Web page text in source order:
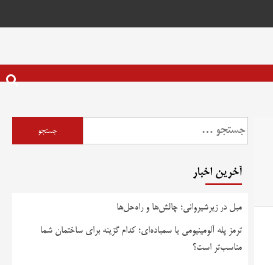
آخرین اخبار
مبل در زیرشیروانی؛ چالش‌ها و راه‌حل‌ها
ترمز پله آلومینیومی یا سمباده‌ای؛ کدام گزینه برای ساختمان شما
مناسب‌تر است؟